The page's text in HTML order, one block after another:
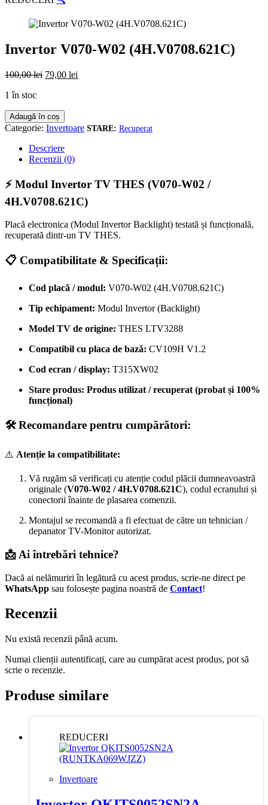
Invertor V070-W02 (4H.V0708.621C)
100,00lei Prețul
100,00 lei.
79,00 lei
1 în stoc
Cantitate
Invertor
V070-
W02
(4H.V0708.621C)
Adaugă în coș
Categorie: Invertoare Recuperat
Descriere
Recenzii (0)
⚡ Modul Invertor TV THES (V070-W02 /
4H.V0708.621C)
Placă electronica (Modul Invertor Backlight) testată și funcțională,
recuperată dintr-un TV THES.
📋 Compatibilitate & Specificații:
Cod placă / modul: V070-W02 (4H.V0708.621C)
Tip echipament: Modul Invertor (Backlight)
Model TV de origine: THES LTV3288
Compatibil cu placa de bază: CV109H V1.2
Cod ecran / display: T315XW02
Stare produs: Produs utilizat / recuperat (probat și 100%
funcțional)
🛠️ Recomandare pentru cumpărători:
⚠️ Atenție la compatibilitate:
Vă rugăm să verificați cu atenție codul plăcii dumneavoastră
originale (V070-W02 / 4H.V0708.621C), codul ecranului și
conectorii înainte de plasarea comenzii.
Montajul se recomandă a fi efectuat de către un tehnician /
depanator TV-Monitor autorizat.
📩 Ai întrebări tehnice?
Dacă ai nelămuriri în legătură cu acest produs, scrie-ne direct pe
WhatsApp sau folosește pagina noastră de Contact!
Recenzii
Nu există recenzii până acum.
Numai clienții autentificați, care au cumpărat acest produs, pot să
scrie o recenzie.
Produse similare
REDUCERI
Invertoare